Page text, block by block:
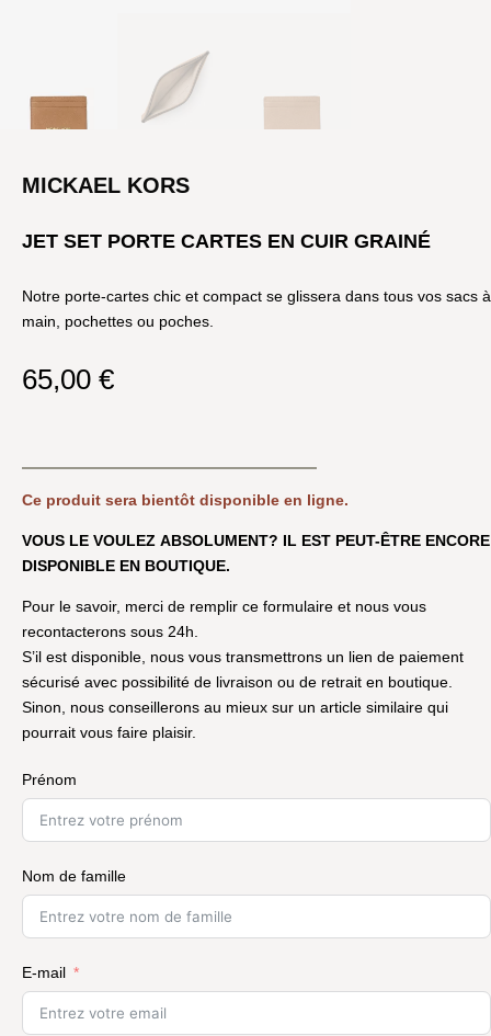
MICKAEL KORS
JET SET PORTE CARTES EN CUIR GRAINÉ
Notre porte-cartes chic et compact se glissera dans tous vos sacs à
main, pochettes ou poches.
65,00 €
Ce produit sera bientôt disponible en ligne.
VOUS LE VOULEZ ABSOLUMENT? IL EST PEUT-ÊTRE ENCORE
DISPONIBLE EN BOUTIQUE.
Pour le savoir, merci de remplir ce formulaire et nous vous
recontacterons sous 24h.
S’il est disponible, nous vous transmettrons un lien de paiement
sécurisé avec possibilité de livraison ou de retrait en boutique.
Sinon, nous conseillerons au mieux sur un article similaire qui
pourrait vous faire plaisir.
Prénom
Nom de famille
E-mail